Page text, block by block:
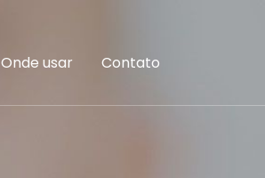
Onde usar Contato